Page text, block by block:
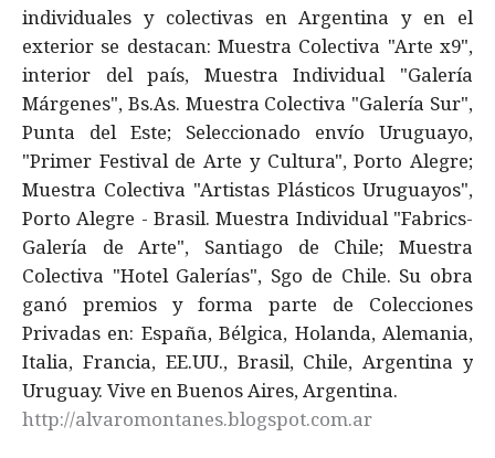
individuales y colectivas en Argentina y en el
exterior se destacan: Muestra Colectiva "Arte x9",
interior del país, Muestra Individual "Galería
Márgenes", Bs.As. Muestra Colectiva "Galería Sur",
Punta del Este; Seleccionado envío Uruguayo,
"Primer Festival de Arte y Cultura", Porto Alegre;
Muestra Colectiva "Artistas Plásticos Uruguayos",
Porto Alegre - Brasil. Muestra Individual "Fabrics-
Galería de Arte", Santiago de Chile; Muestra
Colectiva "Hotel Galerías", Sgo de Chile. Su obra
ganó premios y forma parte de Colecciones
Privadas en: España, Bélgica, Holanda, Alemania,
Italia, Francia, EE.UU., Brasil, Chile, Argentina y
Uruguay. Vive en Buenos Aires, Argentina.
http://alvaromontanes.blogspot.com.ar